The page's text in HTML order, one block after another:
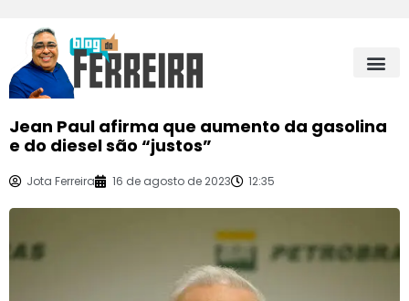
Jean Paul afirma que aumento da gasolina
e do diesel são “justos”
Jota Ferreira 16 de agosto de 2023 12:35